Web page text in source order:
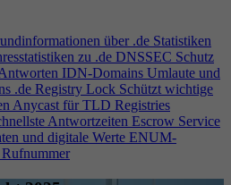
über .de Statistiken
zu .de DNSSEC Schutz
IDN-Domains Umlaute und
.de Registry Lock Schützt wichtige
Anycast für TLD Registries
Antwortzeiten Escrow Service
und digitale Werte ENUM-